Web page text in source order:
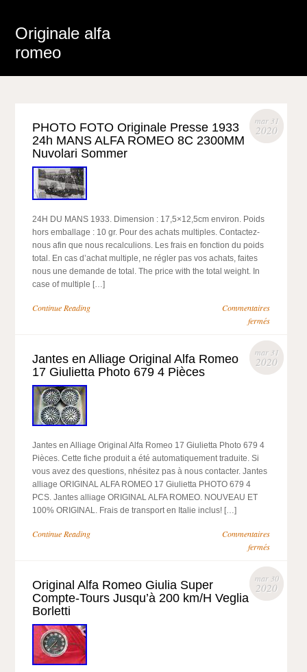
Originale alfa
romeo
mar 31
2020
PHOTO FOTO Originale Presse 1933
24h MANS ALFA ROMEO 8C 2300MM
Nuvolari Sommer
24H DU MANS 1933. Dimension : 17,5×12,5cm environ. Poids
hors emballage : 10 gr. Pour des achats multiples. Contactez-
nous afin que nous recalculions. Les frais en fonction du poids
total. En cas d’achat multiple, ne régler pas vos achats, faites
nous une demande de total. The price with the total weight. In
case of multiple […]
Continue Reading
Commentaires
fermés
mar 31
2020
Jantes en Alliage Original Alfa Romeo
17 Giulietta Photo 679 4 Pièces
Jantes en Alliage Original Alfa Romeo 17 Giulietta Photo 679 4
Pièces. Cette fiche produit a été automatiquement traduite. Si
vous avez des questions, nhésitez pas à nous contacter. Jantes
alliage ORIGINAL ALFA ROMEO 17 Giulietta PHOTO 679 4
PCS. Jantes alliage ORIGINAL ALFA ROMEO. NOUVEAU ET
100% ORIGINAL. Frais de transport en Italie inclus! […]
Continue Reading
Commentaires
fermés
mar 30
2020
Original Alfa Romeo Giulia Super
Compte-Tours Jusqu’à 200 km/H Veglia
Borletti